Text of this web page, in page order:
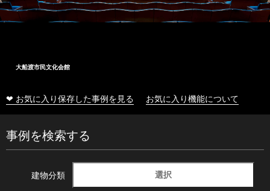
大船渡市民文化会館
❤ お気に入り保存した事例を見る お気に入り機能について
事例を検索する
建物分類 選択